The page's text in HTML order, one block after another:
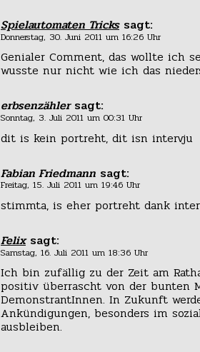
Spielautomaten Tricks sagt:
Donnerstag, 30. Juni 2011 um 16:26 Uhr
Genialer Comment, das wollte ich
wusste nur nicht wie ich das
erbsenzähler sagt:
Sonntag, 3. Juli 2011 um 00:31 Uhr
dit is kein portreht, dit isn intervju
Fabian Friedmann sagt:
Freitag, 15. Juli 2011 um 19:46 Uhr
stimmta, is eher portreht dank
Felix sagt:
Samstag, 16. Juli 2011 um 18:36 Uhr
Ich bin zufällig zu der Zeit am
positiv überrascht von der bunten
DemonstrantInnen. In Zukunft
Ankündigungen, besonders im
ausbleiben.